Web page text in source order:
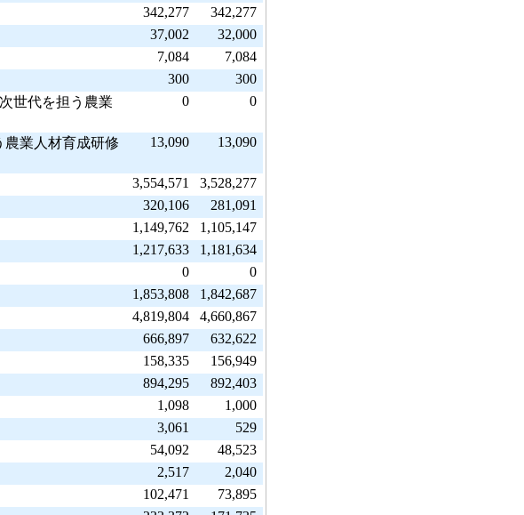
342,277
342,277
37,002
32,000
7,084
7,084
300
300
世代を担う農業
0 0
農業人材育成研修
13,090 13,090
3,554,571
3,528,277
320,106
281,091
1,149,762
1,105,147
1,217,633
1,181,634
0
0
1,853,808
1,842,687
4,819,804
4,660,867
666,897
632,622
158,335
156,949
894,295
892,403
1,098
1,000
3,061
529
54,092
48,523
2,517
2,040
102,471
73,895